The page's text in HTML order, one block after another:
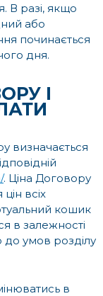
В разі, якщо
або
починається
дня.
І
визначається
. Ціна Договору
всіх
кошик
в залежності
до умов розділу
в